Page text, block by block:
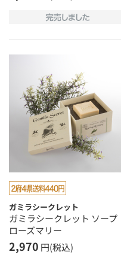
ガミラシークレット
ガミラシークレット ソープ
ローズマリー
2,970 円(税込)